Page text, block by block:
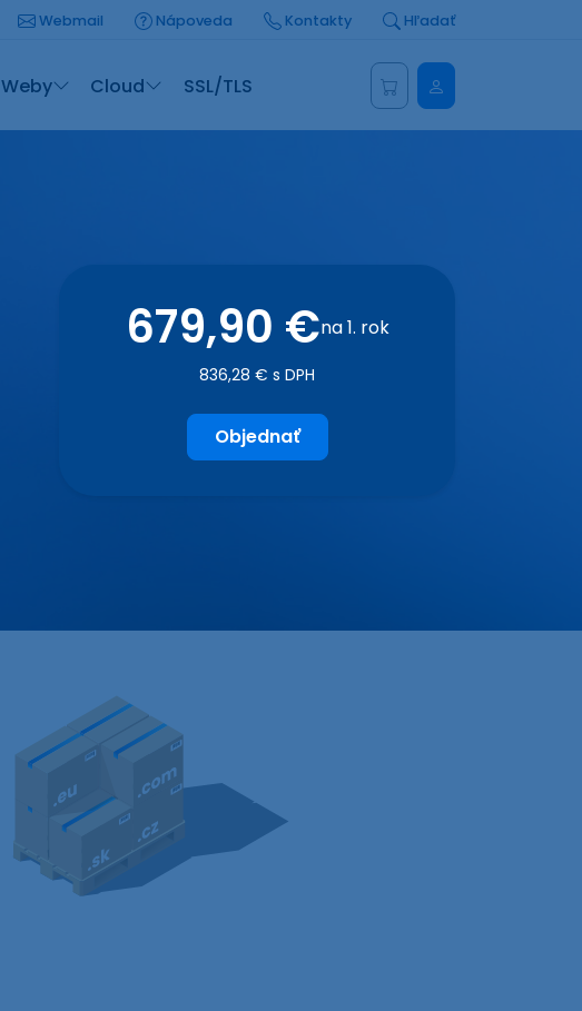
Webmail Nápoveda Kontakty Hľadať
Weby Cloud SSL/TLS Administrácia
679,90 €na 1. rok
836,28 € s DPH
Objednať